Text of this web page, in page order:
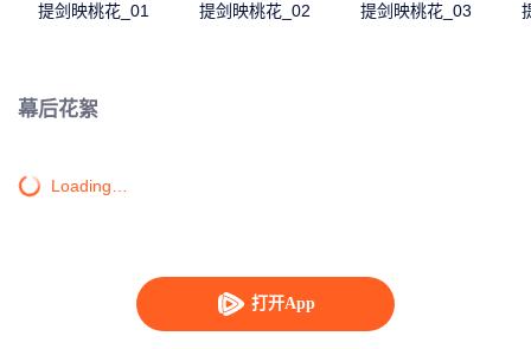
打开App
提剑映桃花_01 提剑映桃花_02 提剑映桃花_03
幕后花絮
Loading…